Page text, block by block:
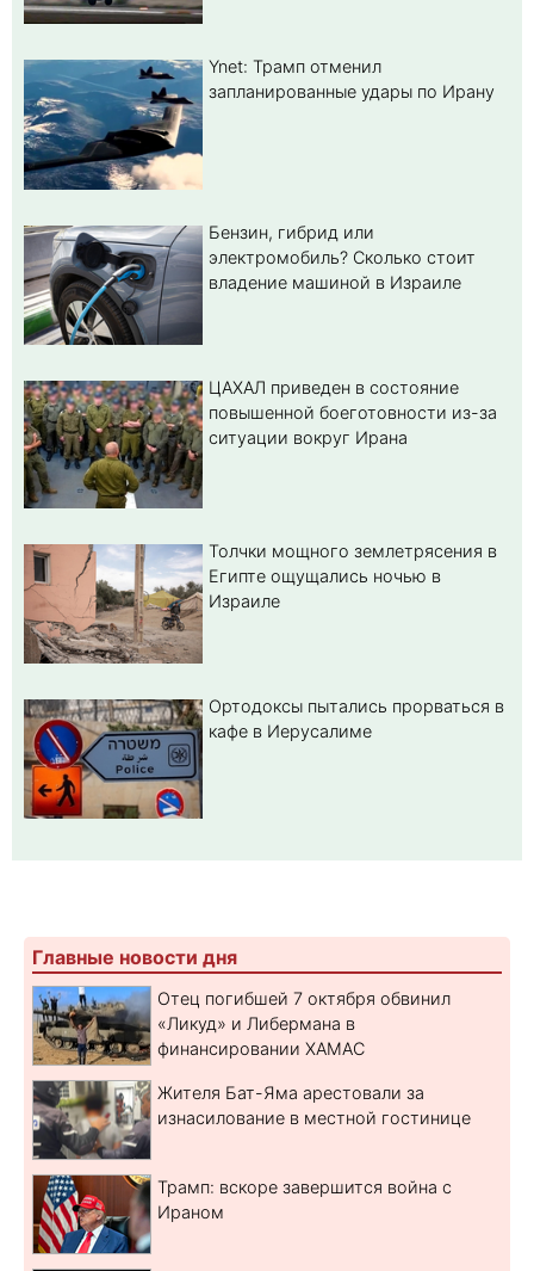
Ynet: Трамп отменил
запланированные удары по Ирану
Бензин, гибрид или
электромобиль? Cколько стоит
владение машиной в Израиле
ЦАХАЛ приведен в состояние
повышенной боеготовности из-за
ситуации вокруг Ирана
Толчки мощного землетрясения в
Египте ощущались ночью в
Израиле
Ортодоксы пытались прорваться в
кафе в Иерусалиме
Главные новости дня
Отец погибшей 7 октября обвинил
«Ликуд» и Либермана в
финансировании ХАМАС
Жителя Бат-Яма арестовали за
изнасилование в местной гостинице
Трамп: вскоре завершится война с
Ираном